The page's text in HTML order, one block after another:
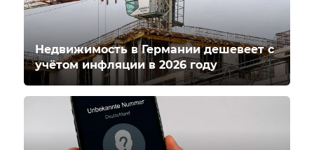
Недвижимость в Германии дешевеет с
учётом инфляции в 2026 году